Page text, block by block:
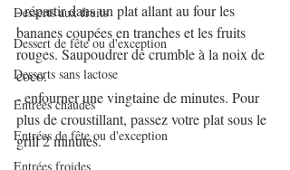
Desserts aux fruits
Dessert de fête ou d'exception
Desserts sans lactose
Entrées chaudes
Entrées de fête ou d'exception
Entrées froides
- répartir dans un plat allant au four les
bananes coupées en tranches et les fruits
rouges. Saupoudrer de crumble à la noix de
coco.
- enfourner une vingtaine de minutes. Pour
plus de croustillant, passez votre plat sous le
grill 2 minutes.